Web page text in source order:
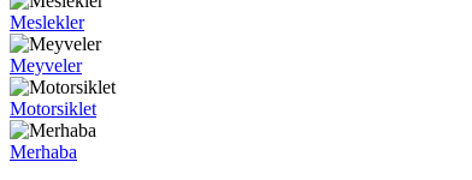
Meslekler
Meyveler
Motorsiklet
Merhaba